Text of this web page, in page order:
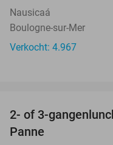
Nausicaá
Boulogne-sur-Mer
Verkocht: 4.967
2- of 3-
Panne